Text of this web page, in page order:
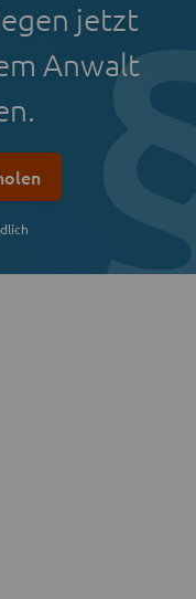
jetzt
Anwalt